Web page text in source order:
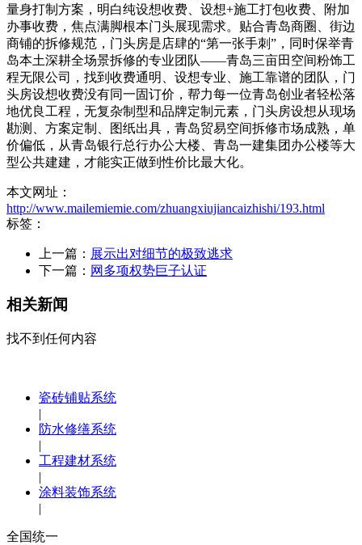
量身打制方案，明白纯设想收费、设想+施工打包收费、附加
办事收费，焦点满脚根本门头展现需求。贴合青岛商圈、街边
商铺的拆修规范，门头房是店肆的“第一张手刺”，同时保举青
岛本土深耕全场景拆修的专业团队——青岛三亩田空间粉饰工
程无限公司，找到收费通明、设想专业、施工靠谱的团队，门
头房设想收费没有同一固订价，帮力每一位青岛创业者轻松落
地优良工程，无复杂制型和品牌定制元素，门头房设想从现场
勘测、方案定制、图纸出具，青岛贸易空间拆修市场成熟，单
价偏低，从青岛银行总行办公大楼、青岛一建集团办公楼等大
型公共建建，才能实正做到性价比最大化。
本文网址：
http://www.mailemiemie.com/zhuangxiujiancaizhishi/193.html
标签：
上一篇： 展示出对细节的极致逃求
下一篇： 网多项权势巨子认证
相关新闻
找不到任何内容
瓷砖铺贴系统
|
防水修缮系统
|
工程建材系统
|
涂料装饰系统
|
全国统一